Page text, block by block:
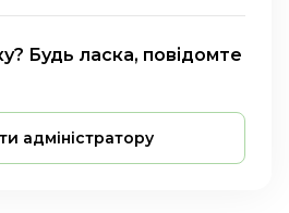
Будь ласка, повідомте
адміністратору